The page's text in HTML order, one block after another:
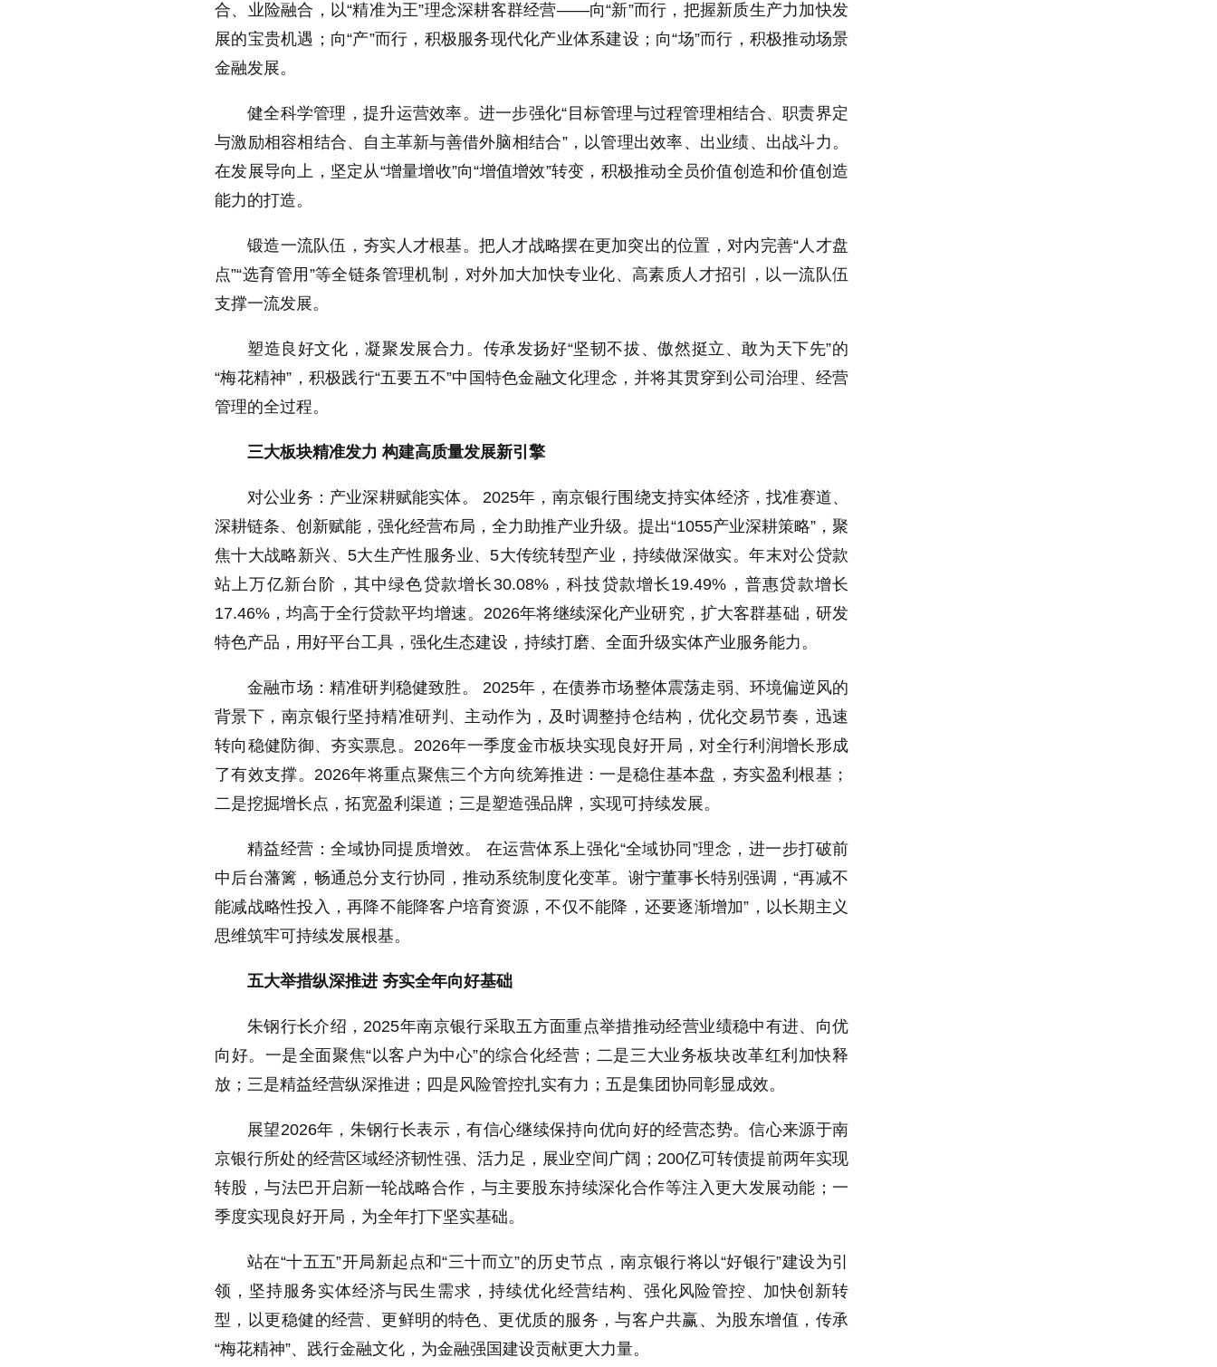
合、业险融合，以“精准为王”理念深耕客群经营——向“新”而行，把握新质生产力加快发
展的宝贵机遇；向“产”而行，积极服务现代化产业体系建设；向“场”而行，积极推动场景
金融发展。
健全科学管理，提升运营效率。进一步强化“目标管理与过程管理相结合、职责界定
与激励相容相结合、自主革新与善借外脑相结合”，以管理出效率、出业绩、出战斗力。
在发展导向上，坚定从“增量增收”向“增值增效”转变，积极推动全员价值创造和价值创造
能力的打造。
锻造一流队伍，夯实人才根基。把人才战略摆在更加突出的位置，对内完善“人才盘
点”“选育管用”等全链条管理机制，对外加大加快专业化、高素质人才招引，以一流队伍
支撑一流发展。
塑造良好文化，凝聚发展合力。传承发扬好“坚韧不拔、傲然挺立、敢为天下先”的
“梅花精神”，积极践行“五要五不”中国特色金融文化理念，并将其贯穿到公司治理、经营
管理的全过程。
三大板块精准发力 构建高质量发展新引擎
对公业务：产业深耕赋能实体。 2025年，南京银行围绕支持实体经济，找准赛道、
深耕链条、创新赋能，强化经营布局，全力助推产业升级。提出“1055产业深耕策略”，聚
焦十大战略新兴、5大生产性服务业、5大传统转型产业，持续做深做实。年末对公贷款
站上万亿新台阶，其中绿色贷款增长30.08%，科技贷款增长19.49%，普惠贷款增长
17.46%，均高于全行贷款平均增速。2026年将继续深化产业研究，扩大客群基础，研发
特色产品，用好平台工具，强化生态建设，持续打磨、全面升级实体产业服务能力。
金融市场：精准研判稳健致胜。 2025年，在债券市场整体震荡走弱、环境偏逆风的
背景下，南京银行坚持精准研判、主动作为，及时调整持仓结构，优化交易节奏，迅速
转向稳健防御、夯实票息。2026年一季度金市板块实现良好开局，对全行利润增长形成
了有效支撑。2026年将重点聚焦三个方向统筹推进：一是稳住基本盘，夯实盈利根基；
二是挖掘增长点，拓宽盈利渠道；三是塑造强品牌，实现可持续发展。
精益经营：全域协同提质增效。 在运营体系上强化“全域协同”理念，进一步打破前
中后台藩篱，畅通总分支行协同，推动系统制度化变革。谢宁董事长特别强调，“再减不
能减战略性投入，再降不能降客户培育资源，不仅不能降，还要逐渐增加”，以长期主义
思维筑牢可持续发展根基。
五大举措纵深推进 夯实全年向好基础
朱钢行长介绍，2025年南京银行采取五方面重点举措推动经营业绩稳中有进、向优
向好。一是全面聚焦“以客户为中心”的综合化经营；二是三大业务板块改革红利加快释
放；三是精益经营纵深推进；四是风险管控扎实有力；五是集团协同彰显成效。
展望2026年，朱钢行长表示，有信心继续保持向优向好的经营态势。信心来源于南
京银行所处的经营区域经济韧性强、活力足，展业空间广阔；200亿可转债提前两年实现
转股，与法巴开启新一轮战略合作，与主要股东持续深化合作等注入更大发展动能；一
季度实现良好开局，为全年打下坚实基础。
站在“十五五”开局新起点和“三十而立”的历史节点，南京银行将以“好银行”建设为引
领，坚持服务实体经济与民生需求，持续优化经营结构、强化风险管控、加快创新转
型，以更稳健的经营、更鲜明的特色、更优质的服务，与客户共赢、为股东增值，传承
“梅花精神”、践行金融文化，为金融强国建设贡献更大力量。